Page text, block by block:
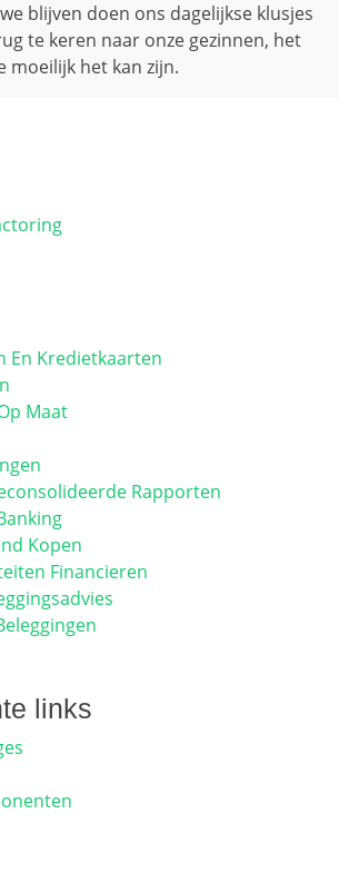
blijven doen ons dagelijkse klusjes
te keren naar onze gezinnen, het
moeilijk het kan zijn.
En Kredietkaarten
Maat
Rapporten
Kopen
Financieren
links